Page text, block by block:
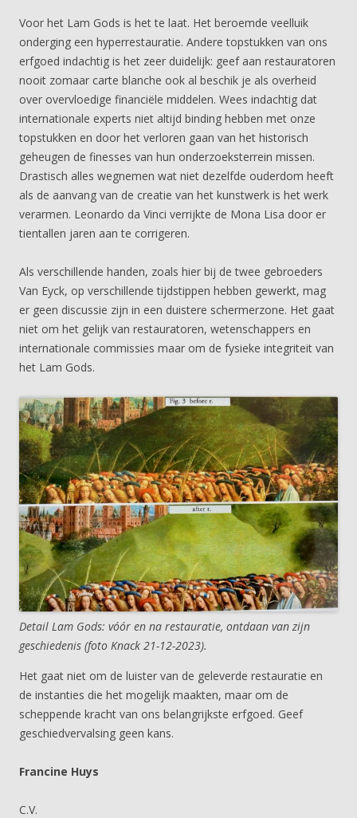
Voor het Lam Gods is het te laat. Het beroemde veelluik
onderging een hyperrestauratie. Andere topstukken van ons
erfgoed indachtig is het zeer duidelijk: geef aan restauratoren
nooit zomaar carte blanche ook al beschik je als overheid
over overvloedige financiële middelen. Wees indachtig dat
internationale experts niet altijd binding hebben met onze
topstukken en door het verloren gaan van het historisch
geheugen de finesses van hun onderzoeksterrein missen.
Drastisch alles wegnemen wat niet dezelfde ouderdom heeft
als de aanvang van de creatie van het kunstwerk is het werk
verarmen. Leonardo da Vinci verrijkte de Mona Lisa door er
tientallen jaren aan te corrigeren.
Als verschillende handen, zoals hier bij de twee gebroeders
Van Eyck, op verschillende tijdstippen hebben gewerkt, mag
er geen discussie zijn in een duistere schermerzone. Het gaat
niet om het gelijk van restauratoren, wetenschappers en
internationale commissies maar om de fysieke integriteit van
het Lam Gods.
Detail Lam Gods: vóór en na restauratie, ontdaan van zijn
geschiedenis (foto Knack 21-12-2023).
Het gaat niet om de luister van de geleverde restauratie en
de instanties die het mogelijk maakten, maar om de
scheppende kracht van ons belangrijkste erfgoed. Geef
geschiedvervalsing geen kans.
Francine Huys
C.V.